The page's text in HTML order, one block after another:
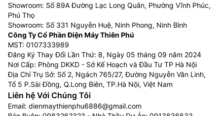
Showroom: Số 89A Đường Lạc Long Quân, Phường Vĩnh Phúc,
Phú Thọ
Showroom: Số 331 Nguyễn Huệ, Ninh Phong, Ninh Bình
Công Ty Cổ Phần Điện Máy Thiên Phú
MST: 0107333989
Đăng Ký Thay Đổi Lần Thứ: 8, Ngày 05 tháng 09 năm 2024
Nơi Cấp: Phòng DKKD - Sở Kế Hoạch và Đầu Tư TP Hà Nội
Địa Chỉ Trụ Sở: Số 2, Ngách 765/27, Đường Nguyễn Văn Linh,
Tổ 5 P.Sài Đồng, Q.Long Biên, TP.Hà Nội, Việt Nam
Liên hệ Với Chúng Tôi
Email: dienmaythienphu6886@gmail.com